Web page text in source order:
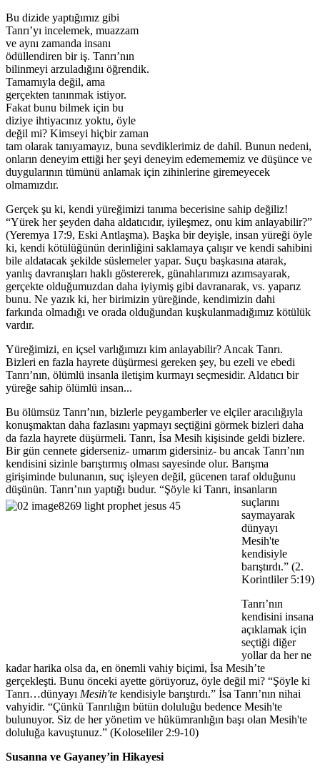
Bu dizide yaptığımız gibi
Tanrı’yı incelemek, muazzam
ve aynı zamanda insanı
ödüllendiren bir iş. Tanrı’nın
bilinmeyi arzuladığını öğrendik.
Tamamıyla değil, ama
gerçekten tanınmak istiyor.
Fakat bunu bilmek için bu
diziye ihtiyacınız yoktu, öyle
değil mi? Kimseyi hiçbir zaman
tam olarak tanıyamayız, buna sevdiklerimiz de dahil. Bunun nedeni,
onların deneyim ettiği her şeyi deneyim edemememiz ve düşünce ve
duygularının tümünü anlamak için zihinlerine giremeyecek
olmamızdır.
Gerçek şu ki, kendi yüreğimizi tanıma becerisine sahip değiliz!
“Yürek her şeyden daha aldatıcıdır, iyileşmez, onu kim anlayabilir?”
(Yeremya 17:9, Eski Antlaşma). Başka bir deyişle, insan yüreği öyle
ki, kendi kötülüğünün derinliğini saklamaya çalışır ve kendi sahibini
bile aldatacak şekilde süslemeler yapar. Suçu başkasına atarak,
yanlış davranışları haklı göstererek, günahlarımızı azımsayarak,
gerçekte olduğumuzdan daha iyiymiş gibi davranarak, vs. yaparız
bunu. Ne yazık ki, her birimizin yüreğinde, kendimizin dahi
farkında olmadığı ve orada olduğundan kuşkulanmadığımız kötülük
vardır.
Yüreğimizi, en içsel varlığımızı kim anlayabilir? Ancak Tanrı.
Bizleri en fazla hayrete düşürmesi gereken şey, bu ezeli ve ebedi
Tanrı’nın, ölümlü insanla iletişim kurmayı seçmesidir. Aldatıcı bir
yüreğe sahip ölümlü insan...
Bu ölümsüz Tanrı’nın, bizlerle peygamberler ve elçiler aracılığıyla
konuşmaktan daha fazlasını yapmayı seçtiğini görmek bizleri daha
da fazla hayrete düşürmeli. Tanrı, İsa Mesih kişisinde geldi bizlere.
Bir gün cennete giderseniz- umarım gidersiniz- bu ancak Tanrı’nın
kendisini sizinle barıştırmış olması sayesinde olur. Barışma
girişiminde bulunanın, suç işleyen değil, gücenen taraf olduğunu
düşünün. Tanrı’nın yaptığı budur. “Şöyle ki Tanrı, insanların
suçlarını
saymayarak
dünyayı
Mesih'te
kendisiyle
barıştırdı.” (2.
Korintliler 5:19)
Tanrı’nın
kendisini insana
açıklamak için
seçtiği diğer
yollar da her ne
kadar harika olsa da, en önemli vahiy biçimi, İsa Mesih’te
gerçekleşti. Bunu önceki ayette görüyoruz, öyle değil mi? “Şöyle ki
Tanrı…dünyayı Mesih'te kendisiyle barıştırdı.” İsa Tanrı’nın nihai
vahyidir. “Çünkü Tanrılığın bütün doluluğu bedence Mesih'te
bulunuyor. Siz de her yönetim ve hükümranlığın başı olan Mesih'te
doluluğa kavuştunuz.” (Koloseliler 2:9-10)
Susanna ve Gayaney’in Hikayesi